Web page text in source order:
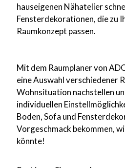
hauseigenen Nähatelier
Fensterdekorationen, die zu
Raumkonzept passen.
Mit dem Raumplaner von
eine Auswahl verschiedener
Wohnsituation nachstellen
individuellen
Boden, Sofa und
Vorgeschmack bekommen,
könnte!